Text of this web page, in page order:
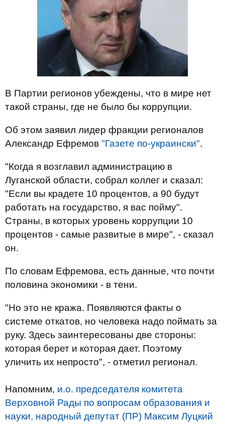
В Партии регионов убеждены, что в мире нет
такой страны, где не было бы коррупции.
Об этом заявил лидер фракции регионалов
Александр Ефремов "Газете по-украински".
"Когда я возглавил администрацию в
Луганской области, собрал коллег и сказал:
"Если вы крадете 10 процентов, а 90 будут
работать на государство, я вас пойму".
Страны, в которых уровень коррупции 10
процентов - самые развитые в мире", - сказал
он.
По словам Ефремова, есть данные, что почти
половина экономики - в тени.
"Но это не кража. Появляются факты о
системе откатов, но человека надо поймать за
руку. Здесь заинтересованы две стороны:
которая берет и которая дает. Поэтому
уличить их непросто", - отметил регионал.
Напомним, и.о. председателя комитета
Верховной Рады по вопросам образования и
науки, народный депутат (ПР) Максим Луцкий